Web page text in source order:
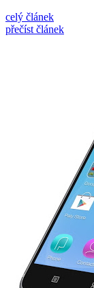
celý článek
přečíst článek